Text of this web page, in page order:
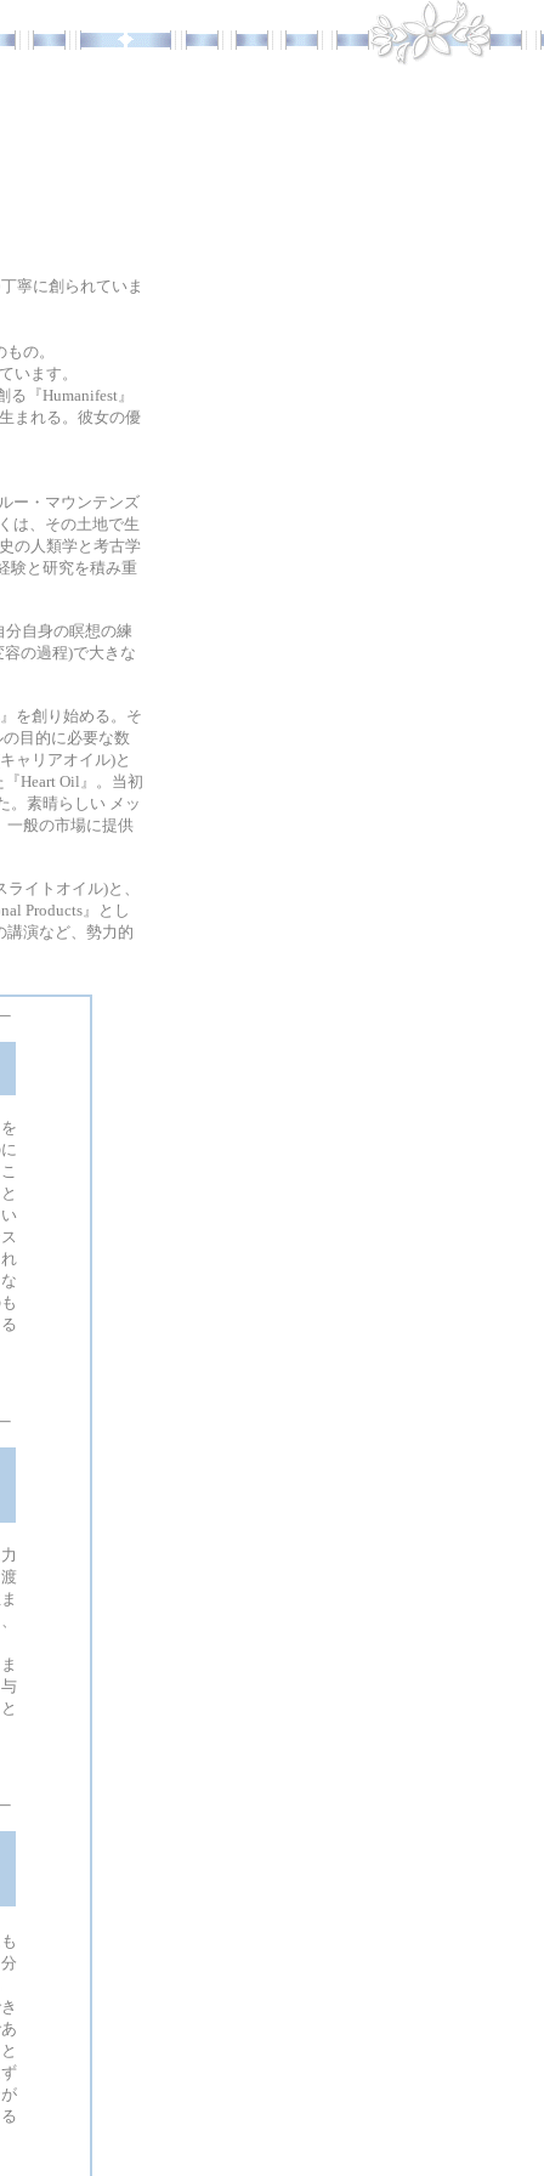
寧に創られていま
の。
います。
『Humanifest』
まれる。彼女の優
ー・マウンテンズ
は、その土地で生
の人類学と考古学
験と研究を積み重
分自身の瞑想の練
容の過程)で大きな
を創り始める。そ
目的に必要な数
ャリアオイル)と
Heart Oil』。当初
。素晴らしい メッ
一般の市場に提供
イトオイル)と、
Products』とし
講演など、勢力的